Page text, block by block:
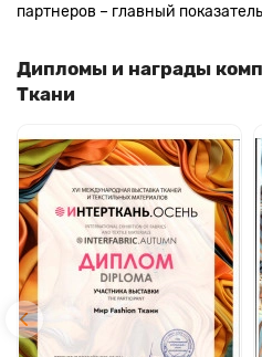
партнеров – главный
Дипломы и награды
Ткани